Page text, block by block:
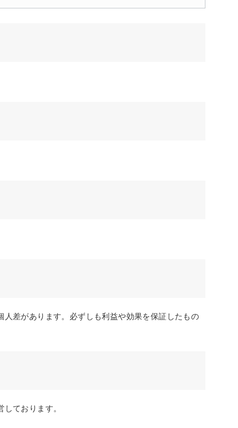
差があります。必ずしも利益や効果を保証したもの
ております。